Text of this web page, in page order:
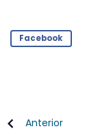
Facebook
Anterior